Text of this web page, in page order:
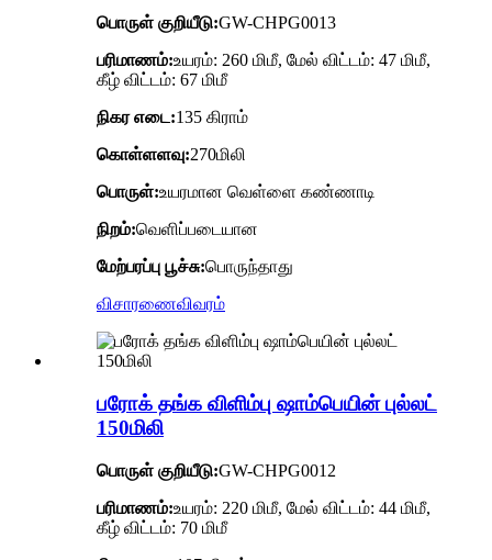
பொருள் குறியீடு:GW-CHPG0013
பரிமாணம்:உயரம்: 260 மிமீ, மேல் விட்டம்: 47 மிமீ,
கீழ் விட்டம்: 67 மிமீ
நிகர எடை:135 கிராம்
கொள்ளளவு:270மிலி
பொருள்:உயரமான வெள்ளை கண்ணாடி
நிறம்:வெளிப்படையான
மேற்பரப்பு பூச்சு:பொருந்தாது
விசாரணைவிவரம்
பரோக் தங்க விளிம்பு ஷாம்பெயின் புல்லட்
150மிலி
பொருள் குறியீடு:GW-CHPG0012
பரிமாணம்:உயரம்: 220 மிமீ, மேல் விட்டம்: 44 மிமீ,
கீழ் விட்டம்: 70 மிமீ